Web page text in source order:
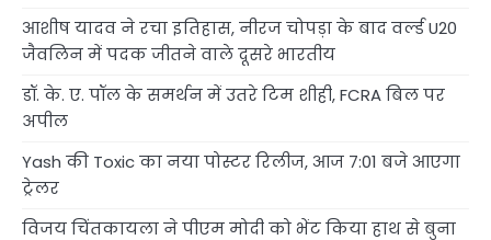
आशीष यादव ने रचा इतिहास, नीरज चोपड़ा के बाद वर्ल्ड U20
जैवलिन में पदक जीतने वाले दूसरे भारतीय
डॉ. के. ए. पॉल के समर्थन में उतरे टिम शीही, FCRA बिल पर
अपील
Yash की Toxic का नया पोस्टर रिलीज, आज 7:01 बजे आएगा
ट्रेलर
विजय चिंतकायला ने पीएम मोदी को भेंट किया हाथ से बुना